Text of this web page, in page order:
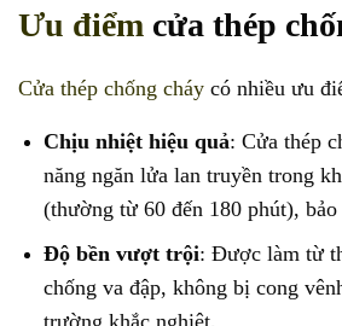
Ưu điểm cửa thép
Cửa thép chống cháy có nhiều ưu
Chịu nhiệt hiệu quả: Cửa thép
năng ngăn lửa lan truyền trong
(thường từ 60 đến 180 phút),
Độ bền vượt trội: Được làm từ
chống va đập, không bị cong